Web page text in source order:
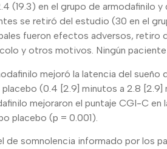
(19.3) en el grupo de armodafinilo
se retiró del estudio (30 en el
fueron efectos adversos, retiro
y otros motivos. Ningún
mejoró la latencia del
(0.4 [2.9] minutos a 2.8 [2.9]
mejoraron el puntaje CGI-C en
placebo (p = 0.001).
de somnolencia informado por los